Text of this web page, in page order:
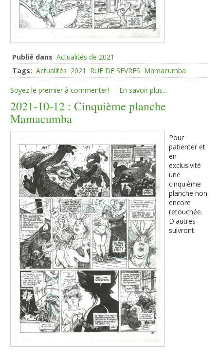
Publié dans Actualités de 2021
Tags: Actualités 2021 RUE DE SEVRES Mamacumba
Soyez le premier à commenter! En savoir plus...
2021-10-12 : Cinquième planche
Mamacumba
Pour
patienter et
en
exclusivité
une
cinquième
planche non
encore
retouchée.
D'autres
suivront.